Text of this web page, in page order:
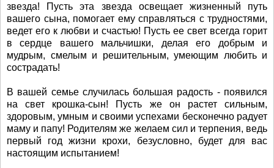
звезда! Пусть эта звезда освещает жизненный путь
вашего сына, помогает ему справляться с трудностями,
ведет его к любви и счастью! Пусть ее свет всегда горит
в сердце вашего мальчишки, делая его добрым и
мудрым, смелым и решительным, умеющим любить и
сострадать!
В вашей семье случилась большая радость - появился
на свет крошка-сын! Пусть же он растет сильным,
здоровым, умным и своими успехами бесконечно радует
маму и папу! Родителям же желаем сил и терпения, ведь
первый год жизни крохи, безусловно, будет для вас
настоящим испытанием!